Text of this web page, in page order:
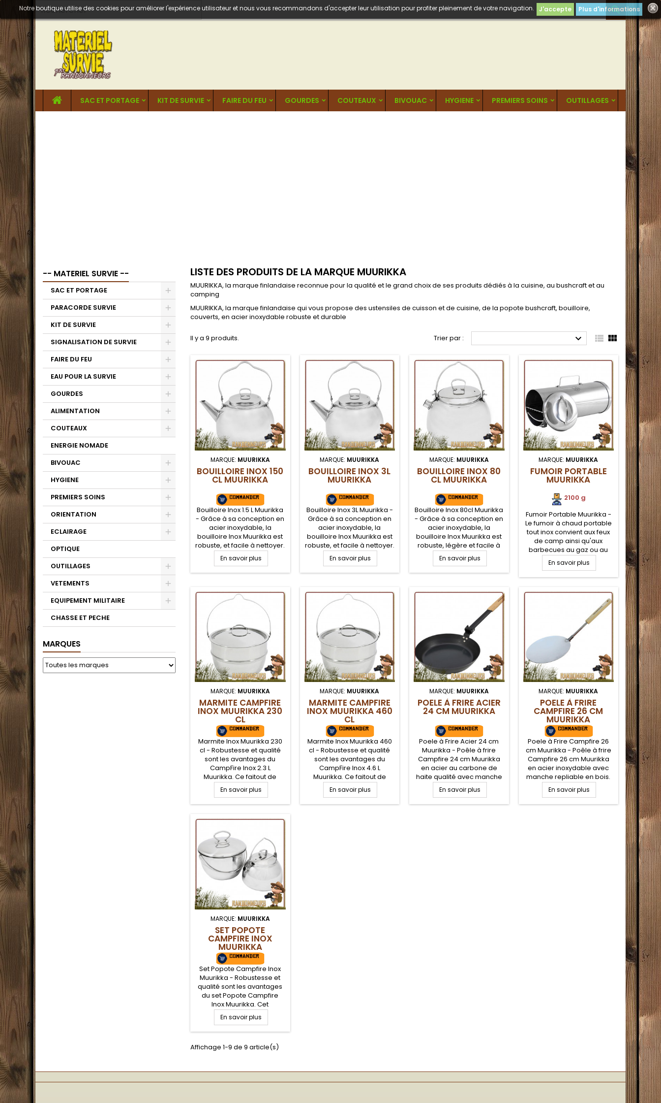

Notre boutique utilise des cookies pour améliorer l'expérience utilisateur et nous vous recommandons d'accepter leur utilisation pour profiter pleinement de votre navigation. J'accepte Plus d'informations
SAC ET PORTAGE KIT DE SURVIE FAIRE DU FEU GOURDES COUTEAUX BIVOUAC HYGIENE PREMIERS SOINS OUTILLAGES
-- MATERIEL SURVIE --
SAC ET PORTAGE
PARACORDE SURVIE
KIT DE SURVIE
SIGNALISATION DE SURVIE
FAIRE DU FEU
EAU POUR LA SURVIE
GOURDES
ALIMENTATION
COUTEAUX
ENERGIE NOMADE
BIVOUAC
HYGIENE
PREMIERS SOINS
ORIENTATION
ECLAIRAGE
OPTIQUE
OUTILLAGES
VETEMENTS
EQUIPEMENT MILITAIRE
CHASSE ET PECHE
MARQUES
LISTE DES PRODUITS DE LA MARQUE MUURIKKA
MUURIKKA, la marque finlandaise reconnue pour la qualité et le grand choix de ses produits dédiés à la cuisine, au bushcraft et au
camping
MUURIKKA, la marque finlandaise qui vous propose des ustensiles de cuisson et de cuisine, de la popote bushcraft, bouilloire,
couverts, en acier inoxydable robuste et durable
Il y a 9 produits. Trier par :   
MARQUE: MUURIKKA
BOUILLOIRE INOX 150
CL MUURIKKA
Bouilloire Inox 1.5 L Muurikka
- Grâce à sa conception en
acier inoxydable, la
bouilloire Inox Muurikka est
robuste, et facile à nettoyer.
Idéale pour la cuisine
bushcraft en bivouac sur
feu de camp, le couvercle
Large poignée de
suspension pour suspendre
cette bouilloire au dessus
En savoir plus
MARQUE: MUURIKKA
BOUILLOIRE INOX 3L
MUURIKKA
Bouilloire Inox 3L Muurikka -
Grâce à sa conception en
acier inoxydable, la
bouilloire Inox Muurikka est
robuste, et facile à nettoyer.
Idéale pour la cuisine
bushcraft en bivouac sur
feu de camp, le couvercle
Large poignée de
suspension pour suspendre
cette bouilloire au dessus
En savoir plus
MARQUE: MUURIKKA
BOUILLOIRE INOX 80
CL MUURIKKA
Bouilloire Inox 80cl Muurikka
- Grâce à sa conception en
acier inoxydable, la
bouilloire Inox Muurikka est
robuste, légère et facile à
nettoyer. Idéale pour la
cuisine bushcraft en
bivouac sur feu de camp, le
poignée. Large poignée de
suspension pour suspendre
cette bouilloire au dessus
En savoir plus
MARQUE: MUURIKKA
FUMOIR PORTABLE
MUURIKKA
2100 g
Fumoir Portable Muurikka -
Le fumoir à chaud portable
tout inox convient aux feux
de camp ainsi qu'aux
barbecues au gaz ou au
charbon de taille
appropriée. Le fumoir
Muurrikka vous permet de
poisson ou des légumes,
que ce soit en été ou en
hiver. Répartissez
simplement les copeaux de
bois uniformément sur le
fond du fumoir et...
En savoir plus
MARQUE: MUURIKKA
MARMITE CAMPFIRE
INOX MUURIKKA 230
CL
Marmite Inox Muurikka 230
cl - Robustesse et qualité
sont les avantages du
CampFire Inox 2.3 L
Muurikka. Ce faitout de
cuisson en acier inoxydable
avec couvercle passoire
est équipé d'une poignée
dans le cas de cuisson sur
feu de camp bushcraft et
d'une très bonne prise en
mains
En savoir plus
MARQUE: MUURIKKA
MARMITE CAMPFIRE
INOX MUURIKKA 460
CL
Marmite Inox Muurikka 460
cl - Robustesse et qualité
sont les avantages du
CampFire Inox 4.6 L
Muurikka. Ce faitout de
cuisson en acier inoxydable
avec couvercle passoire
est équipé d'une poignée
En savoir plus
MARQUE: MUURIKKA
POELE À FRIRE ACIER
24 CM MUURIKKA
Poele à Frire Acier 24 cm
Muurikka - Poêle à frire
Campfire 24 cm Muurikka
en acier au carbone de
haite qualité avec manche
repliable en bois. Gain de
place assuré lors du
transport. Poêle avec
En savoir plus
MARQUE: MUURIKKA
POELE À FRIRE
CAMPFIRE 26 CM
MUURIKKA
Poele à Frire Campfire 26
cm Muurikka - Poêle à frire
Campfire 26 cm Muurikka
en acier inoxydable avec
manche repliable en bois.
Gain de place assuré lors
du transport. Poele sans
rebords pour une cuisson
En savoir plus
MARQUE: MUURIKKA
SET POPOTE
CAMPFIRE INOX
MUURIKKA
Set Popote Campfire Inox
Muurikka - Robustesse et
qualité sont les avantages
du set Popote Campfire
Inox Muurikka. Cet
ensemble de cuisson en
acier inoxydable est
complet, comprenant un
et une bouilloire de 0.8
bushcraft
En savoir plus
Affichage 1-9 de 9 article(s)